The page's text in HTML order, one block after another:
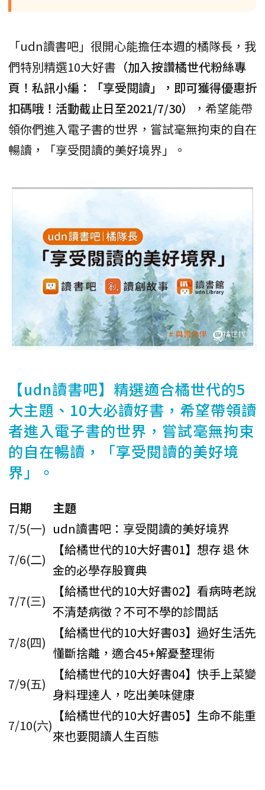
「udn讀書吧」很開心能擔任本週的橘隊長，我
們特別精選10大好書 （加入按讚橘世代粉絲專
頁！私訊小編：「享受閱讀」，即可獲得優惠折
扣碼哦！活動截止日至2021/7/30）
，希望能帶
領你們進入電子書的世界，嘗試毫無拘束的自在
暢讀，「享受閱讀的美好境界」。
【udn讀書吧】精選適合橘世代的5
大主題、10大必讀好書，希望帶領讀
者進入電子書的世界，嘗試毫無拘束
的自在暢讀，「享受閱讀的美好境
界」。
日期
主題
7/5(一) udn讀書吧：享受閱讀的美好境界
7/6(二)
【給橘世代的10大好書01】想存 退 休
金的必學存股寶典
7/7(三)
【給橘世代的10大好書02】看病時老說
不清楚病徵？不可不學的診間話
7/8(四)
【給橘世代的10大好書03】過好生活先
懂斷捨離，適合45+解憂整理術
7/9(五)
【給橘世代的10大好書04】快手上菜變
身料理達人，吃出美味健康
7/10(六)
【給橘世代的10大好書05】生命不能重
來也要閱讀人生百態